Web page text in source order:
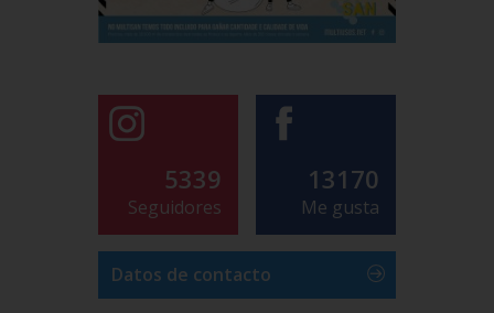
5339
Seguidores
13170
Me gusta
Datos de contacto